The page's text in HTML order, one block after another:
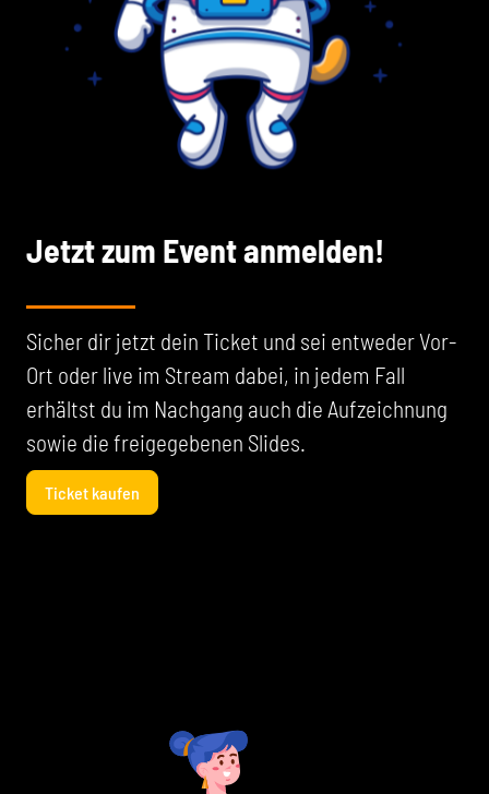
Jetzt zum Event anmelden!
Sicher dir jetzt dein Ticket und sei entweder Vor-
Ort oder live im Stream dabei, in jedem Fall
erhältst du im Nachgang auch die Aufzeichnung
sowie die freigegebenen Slides.
Ticket kaufen